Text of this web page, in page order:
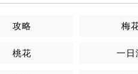
攻略 梅
桃花 一日